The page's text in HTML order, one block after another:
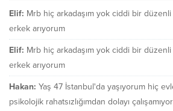
Elif: Mrb hiç arkadaşım yok ciddi bir
erkek arıyorum
Elif: Mrb hiç arkadaşım yok ciddi bir
erkek arıyorum
Hakan: Yaş 47 İstanbul'da yaşıyorum hiç
psikolojik rahatsızlığımdan dolayı